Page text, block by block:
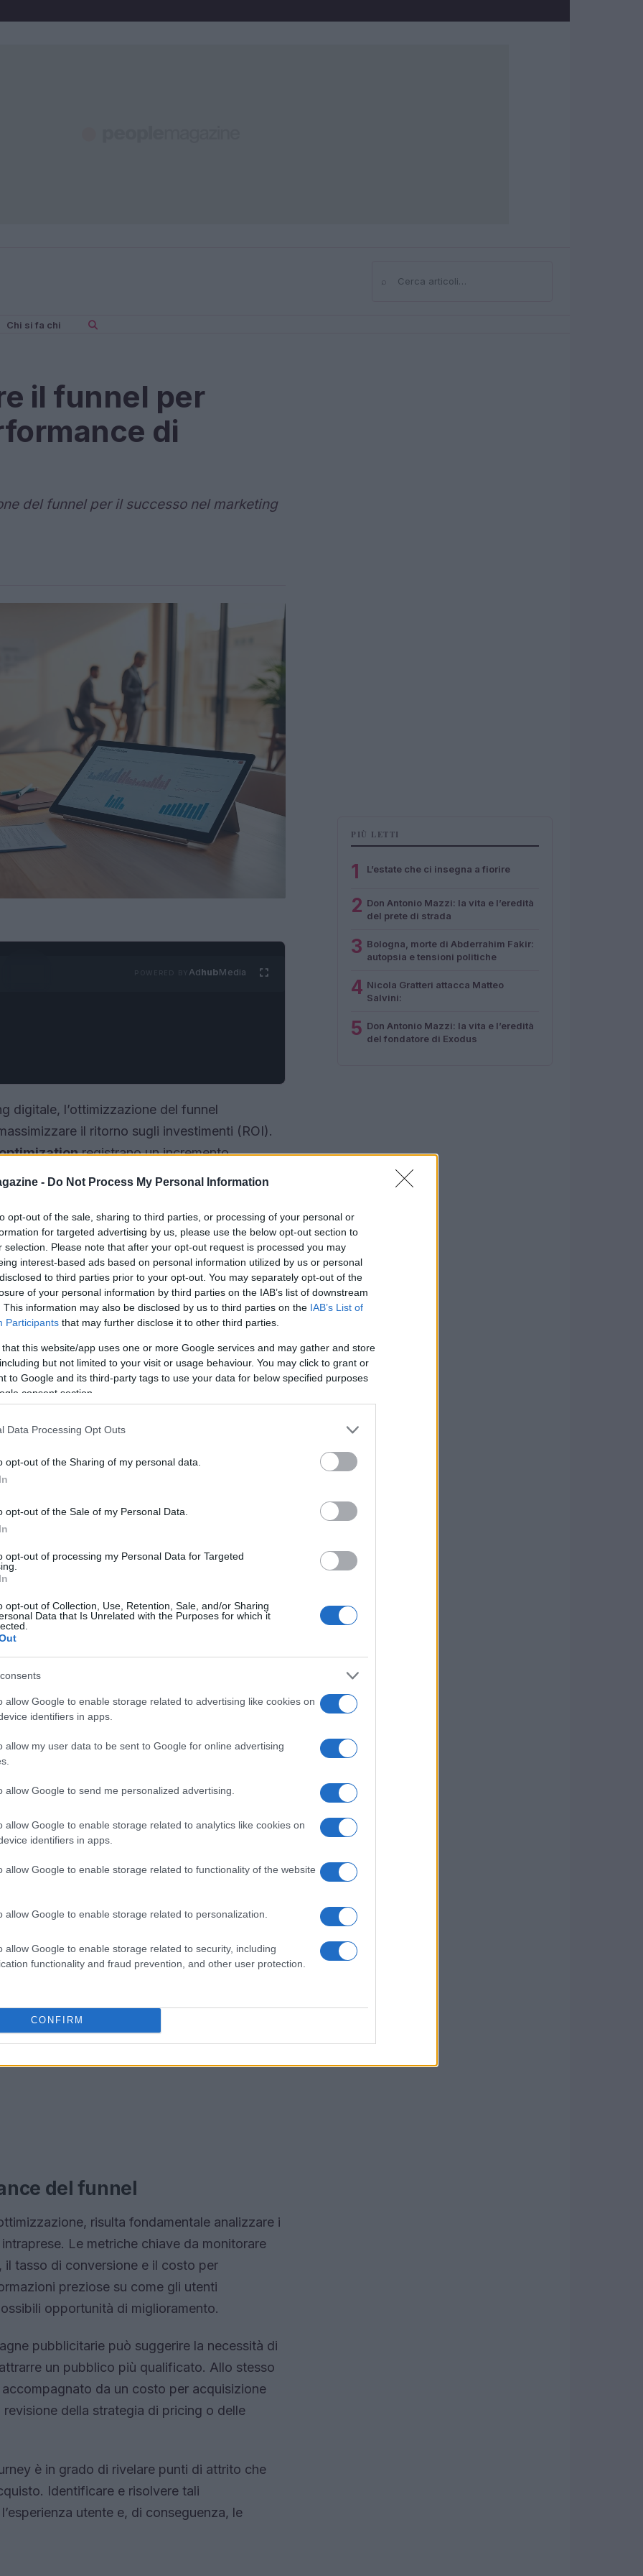
- Do Not Process My Personal Information
opt-out of the sale, sharing to third parties, or processing of your personal or
for targeted advertising by us, please use the below opt-out section to
selection. Please note that after your opt-out request is processed you may
interest-based ads based on personal information utilized by us or personal
to third parties prior to your opt-out. You may separately opt-out of the
of your personal information by third parties on the IAB’s list of downstream
This information may also be disclosed by us to third parties on the IAB’s List of
Participants that may further disclose it to other third parties.
that this website/app uses one or more Google services and may gather and store
but not limited to your visit or usage behaviour. You may click to grant or
to Google and its third-party tags to use your data for below specified purposes
consent section.
Data Processing Opt Outs
opt-out of the Sharing of my personal data.
opt-out of the Sale of my Personal Data.
opt-out of processing my Personal Data for Targeted
opt-out of Collection, Use, Retention, Sale, and/or Sharing
Data that Is Unrelated with the Purposes for which it
allow Google to enable storage related to advertising like cookies on
identifiers in apps.
allow my user data to be sent to Google for online advertising
allow Google to send me personalized advertising.
allow Google to enable storage related to analytics like cookies on
identifiers in apps.
allow Google to enable storage related to functionality of the website
allow Google to enable storage related to personalization.
allow Google to enable storage related to security, including
functionality and fraud prevention, and other user protection.
CONFIRM
⌕Cerca
Chi si fa chi
il funnel per
di
del funnel per il successo nel marketing
AdhubMedia
digitale, l’ottimizzazione del funnel
il ritorno sugli investimenti (ROI).
registrano un incremento
dei costi per acquisizione. Questo
migliorare il
del funnel
significativo nel modo in cui le aziende
di tecnologie avanzate, come l’intelligenza
una personalizzazione senza precedenti
possono analizzare il comportamento degli
tempestivi per ottimizzare ogni fase del
diattribution modelspiù sofisticati, i quali
nel guidare le conversioni. Questo
campagne, ma consente anche una
il
che attraggono e coinvolgono il pubblico.
degli utenti, ma favorisce anche la
il brand.
del funnel
risulta fondamentale analizzare i
Le metriche chiave da monitorare
il tasso di conversione e il costo per
preziose su come gli utenti
opportunità di miglioramento.
pubblicitarie può suggerire la necessità di
un pubblico più qualificato. Allo stesso
da un costo per acquisizione
della strategia di pricing o delle
è in grado di rivelare punti di attrito che
Identificare e risolvere tali
utente e, di conseguenza, le
PIÙ LETTI
1 L’estate che ci insegna a fiorire
2 Don Antonio Mazzi: la vita e l’eredità
del prete di strada
3 Bologna, morte di Abderrahim Fakir:
autopsia e tensioni politiche
4 Nicola Gratteri attacca Matteo
Salvini:
5 Don Antonio Mazzi: la vita e l’eredità
del fondatore di Exodus